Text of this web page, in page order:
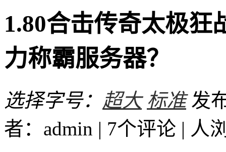
1.80合击传奇太极狂
力称霸服务器？
选择字号： 超大 标准 发
者：admin | 7个评论 | 人